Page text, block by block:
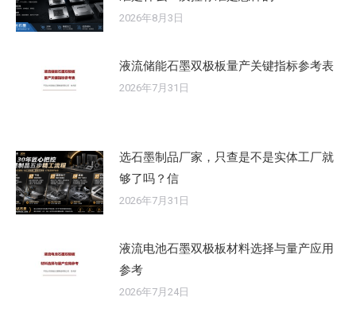
2026年8月3日
液流储能石墨双极板量产关键指标参考表
2026年7月31日
选石墨制品厂家，只查是不是实体工厂就
够了吗？信
2026年7月31日
液流电池石墨双极板材料选择与量产应用
参考
2026年7月24日